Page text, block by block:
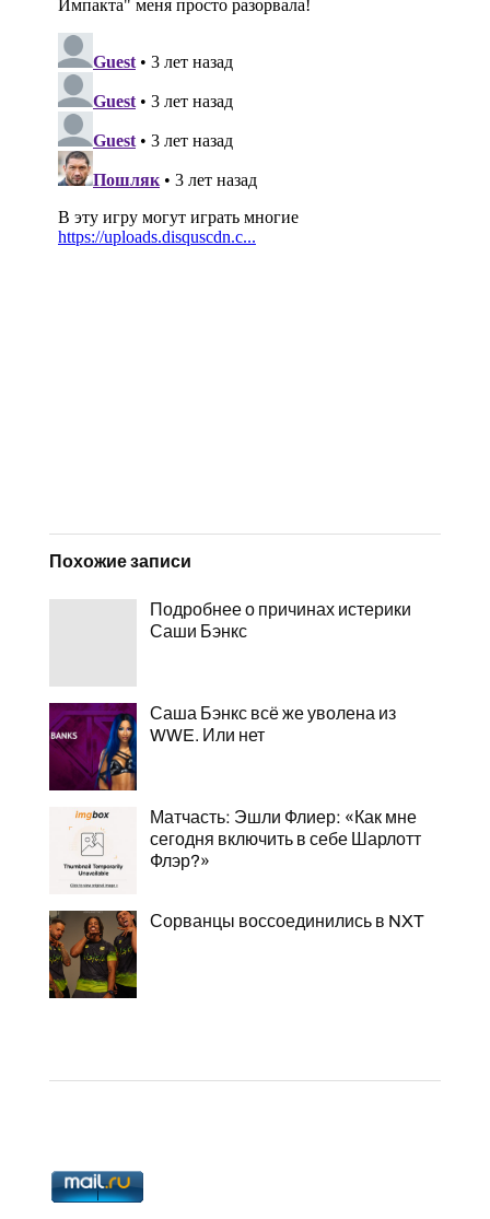
Похожие записи
Подробнее о причинах истерики
Саши Бэнкс
Саша Бэнкс всё же уволена из
WWE. Или нет
Матчасть: Эшли Флиер: «Как мне
сегодня включить в себе Шарлотт
Флэр?»
Сорванцы воссоединились в NXT